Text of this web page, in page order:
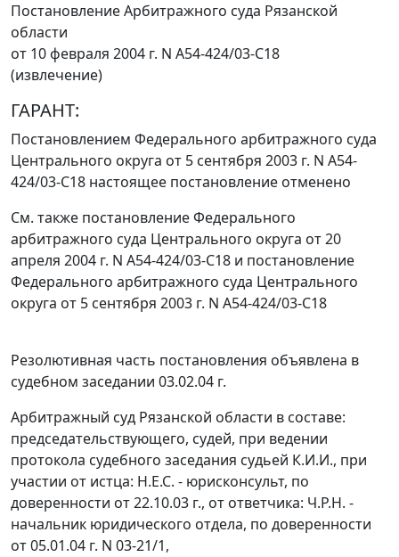
Постановление Арбитражного суда Рязанской
области
от 10 февраля 2004 г. N А54-424/03-С18
(извлечение)
ГАРАНТ:
Постановлением Федерального арбитражного суда
Центрального округа от 5 сентября 2003 г. N А54-
424/03-С18 настоящее постановление отменено
См. также постановлениеФедерального
арбитражного суда Центрального округа от 20
апреля 2004 г. N А54-424/03-С18 и постановление
Федерального арбитражного суда Центрального
округа от 5 сентября 2003 г. N А54-424/03-С18
Резолютивная часть постановления объявлена в
судебном заседании 03.02.04 г.
Арбитражный суд Рязанской области в составе:
председательствующего, судей, при ведении
протокола судебного заседания судьей К.И.И., при
участии от истца: Н.Е.С. - юрисконсульт, по
доверенности от 22.10.03 г., от ответчика: Ч.Р.Н. -
начальник юридического отдела, по доверенности
от 05.01.04 г. N 03-21/1,